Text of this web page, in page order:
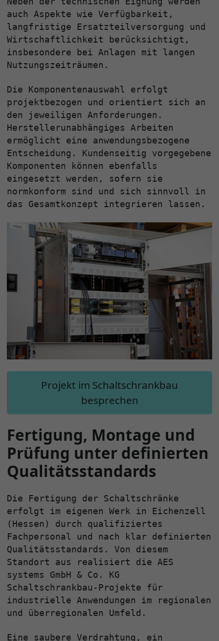
auch Aspekte wie Verfügbarkeit,
langfristige Ersatzteilversorgung und
Wirtschaftlichkeit berücksichtigt,
insbesondere bei Anlagen mit langen
Nutzungszeiträumen.
Die Komponentenauswahl erfolgt
projektbezogen und orientiert sich an
den jeweiligen Anforderungen.
Herstellerunabhängiges Arbeiten
ermöglicht eine anwendungsbezogene
Entscheidung. Kundenseitig vorgegebene
Komponenten können ebenfalls
eingesetzt werden, sofern sie
normkonform sind und sich sinnvoll in
das Gesamtkonzept integrieren lassen.
Projekt im Schaltschrankbau
besprechen
Fertigung, Montage und
Prüfung unter definierten
Qualitätsstandards
Die Fertigung der Schaltschränke
erfolgt im eigenen Werk in Eichenzell
(Hessen) durch qualifiziertes
Fachpersonal und nach klar definierten
Qualitätsstandards. Von diesem
Standort aus realisiert die AES
systems GmbH & Co. KG
Schaltschrankbau‑Projekte für
industrielle Anwendungen im regionalen
und überregionalen Umfeld.
Eine saubere Verdrahtung, ein